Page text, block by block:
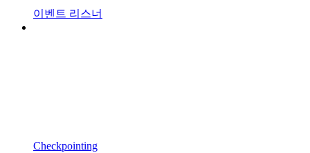
이벤트 리스너
Checkpointing